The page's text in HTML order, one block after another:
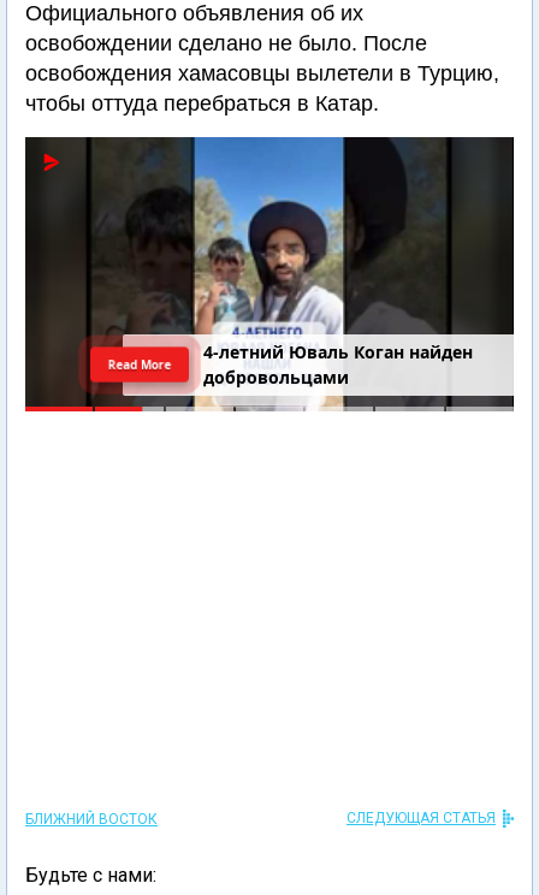
Официального объявления об их
освобождении сделано не было. После
освобождения хамасовцы вылетели в Турцию,
чтобы оттуда перебраться в Катар.
4-летний Юваль Коган найден
добровольцами
Read More
БЛИЖНИЙ ВОСТОК СЛЕДУЮЩАЯ СТАТЬЯ
Будьте с нами: